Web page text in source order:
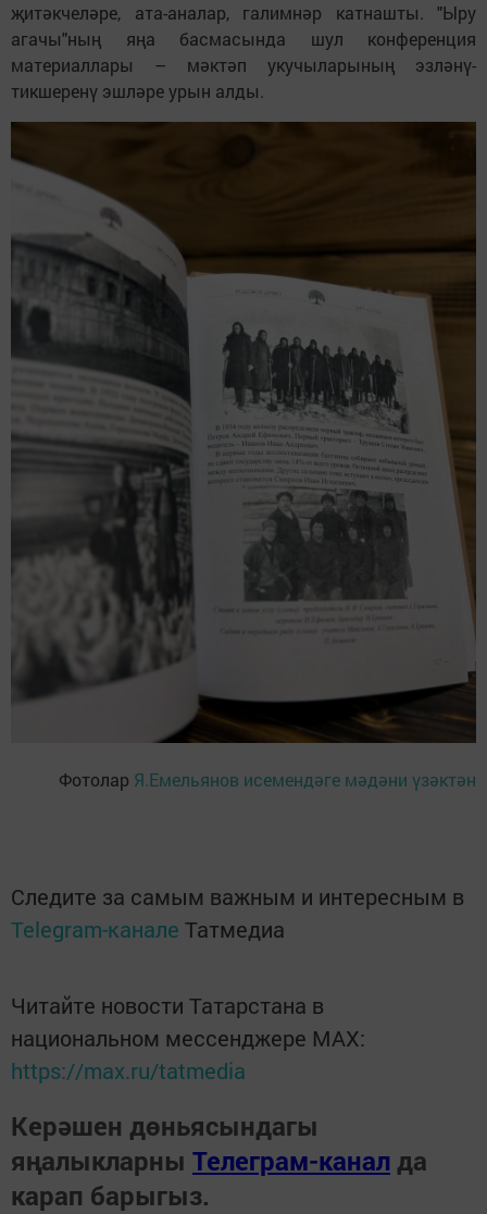
җитәкчеләре, ата-аналар, галимнәр катнашты. "Ыру
агачы"ның яңа басмасында шул конференция
материаллары – мәктәп укучыларының эзләнү-
тикшеренү эшләре урын алды.
Фотолар Я.Емельянов исемендәге мәдәни үзәктән
Следите за самым важным и интересным в
Telegram-канале Татмедиа
Читайте новости Татарстана в
национальном мессенджере MАХ:
https://max.ru/tatmedia
Керәшен дөньясындагы
яңалыкларны Телеграм-канал да
карап барыгыз.